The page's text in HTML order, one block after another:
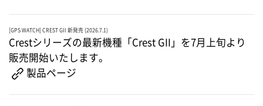
[GPS WATCH] CREST GII 新発売 (2026.7.1)
Crestシリーズの最新機種「Crest GII」を7月上旬より
販売開始いたします。
製品ページ